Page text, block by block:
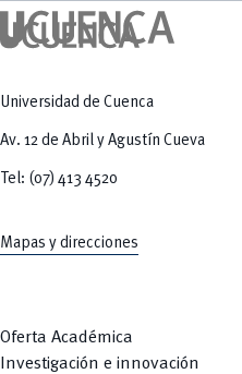
Universidad de Cuenca
Av. 12 de Abril y Agustín Cueva
Tel: (07) 413 4520
Mapas y direcciones
Oferta Académica
Investigación e innovación